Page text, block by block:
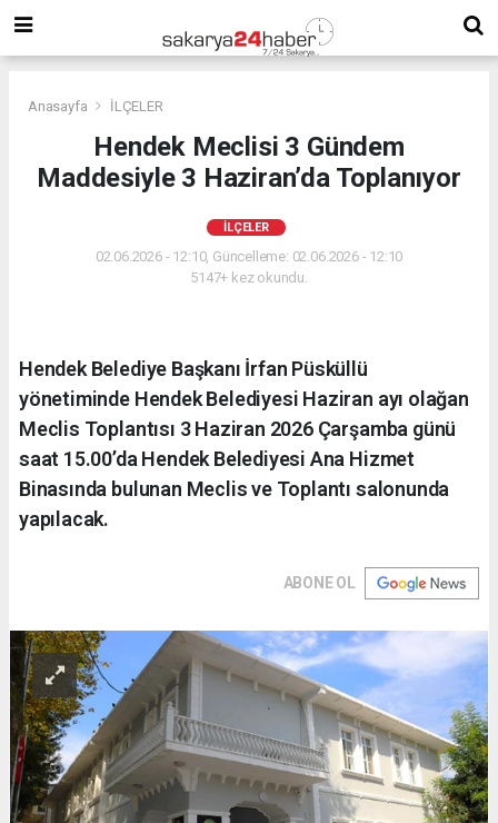
Anasayfa İLÇELER
Hendek Meclisi 3 Gündem
Maddesiyle 3 Haziran’da Toplanıyor
İLÇELER
02.06.2026 - 12:10, Güncelleme: 02.06.2026 - 12:10
5147+ kez okundu.
Hendek Belediye Başkanı İrfan Püsküllü
yönetiminde Hendek Belediyesi Haziran ayı olağan
Meclis Toplantısı 3 Haziran 2026 Çarşamba günü
saat 15.00’da Hendek Belediyesi Ana Hizmet
Binasında bulunan Meclis ve Toplantı salonunda
yapılacak.
ABONE OL